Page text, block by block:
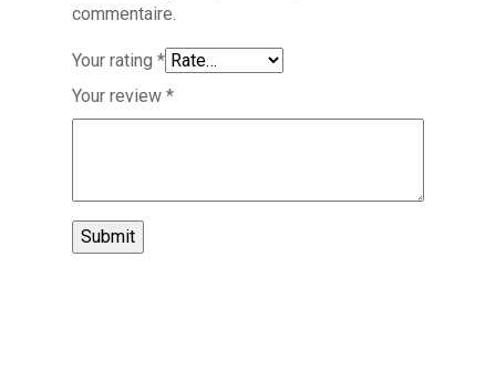
commentaire.
Your rating *
Your review *